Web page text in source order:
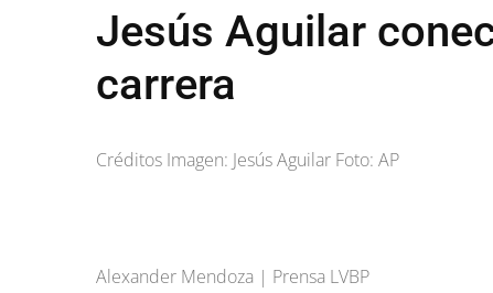
Jesús Aguilar
carrera
Créditos Imagen: Jesús Aguilar Foto: AP
Alexander Mendoza | Prensa LVBP